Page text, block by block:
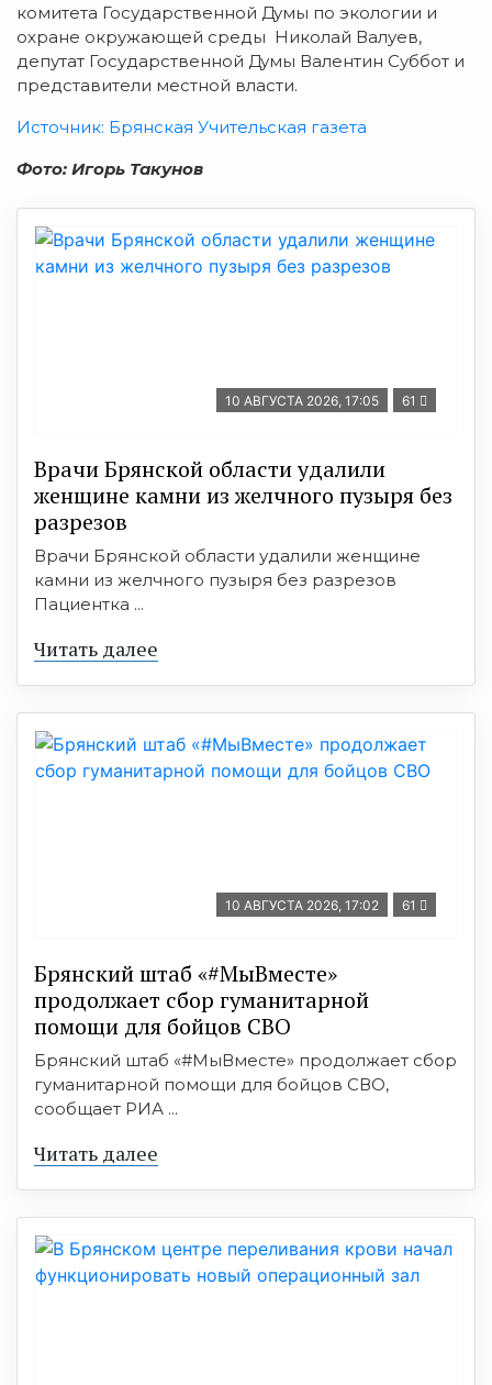
комитета Государственной Думы по экологии и
охране окружающей среды Николай Валуев,
депутат Государственной Думы Валентин Суббот и
представители местной власти.
Источник: Брянская Учительская газета
Фото: Игорь Такунов
10 АВГУСТА 2026, 17:05 61
Врачи Брянской области удалили
женщине камни из желчного пузыря без
разрезов
Врачи Брянской области удалили женщине
камни из желчного пузыря без разрезов
Пациентка ...
Читать далее
10 АВГУСТА 2026, 17:02 61
Брянский штаб «#МыВместе»
продолжает сбор гуманитарной
помощи для бойцов СВО
Брянский штаб «#МыВместе» продолжает сбор
гуманитарной помощи для бойцов СВО,
сообщает РИА ...
Читать далее